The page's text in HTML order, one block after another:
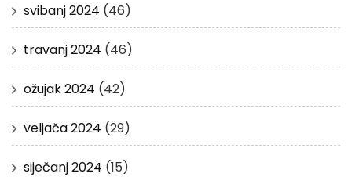
svibanj 2024 (46)
travanj 2024 (46)
ožujak 2024 (42)
veljača 2024 (29)
siječanj 2024 (15)